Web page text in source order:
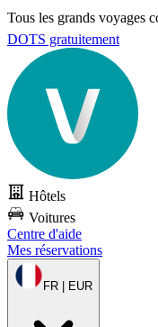
Tous les grands voyages
DOTS gratuitement
Hôtels
Voitures
Centre d'aide
Mes réservations
FR | EUR